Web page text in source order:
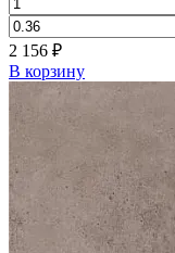
2 156 ₽
В корзину